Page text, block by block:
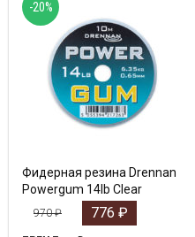
Фидерная резина Drennan
Powergum 14lb Clear
970₽ 776 ₽
-20%